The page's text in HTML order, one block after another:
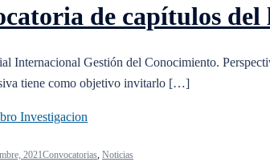
de capítulos
Internacional Gestión del Conocimiento.
tiene como objetivo invitarlo […]
2021Convocatorias, Noticias